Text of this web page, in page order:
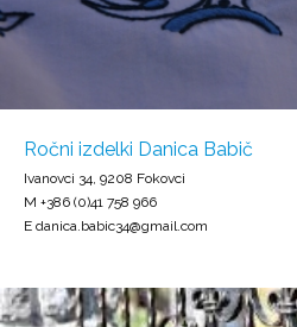
Ročni izdelki Danica Babič
Ivanovci 34, 9208 Fokovci
M +386 (0)41 758 966
E danica.babic34@gmail.com